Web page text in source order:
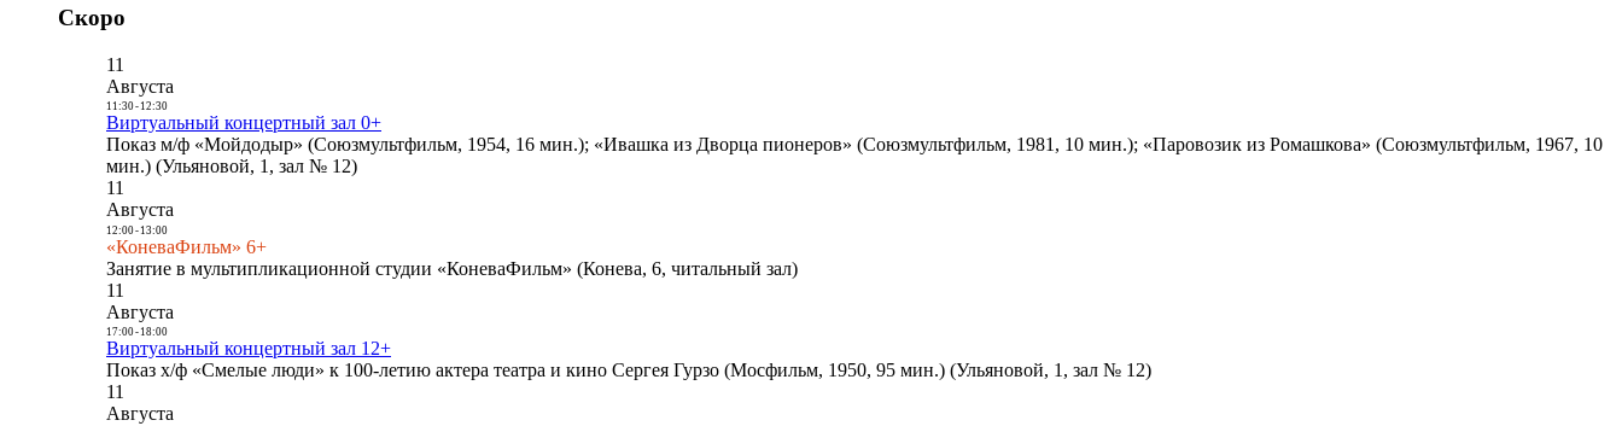
Скоро
11
Августа
11:30- 12:30
Виртуальный концертный зал 0+
Показ м/ф «Мойдодыр» (Союзмультфильм, 1954, 16 мин.); «Ивашка из Дворца пионеров» (Союзмультфильм, 1981, 10 мин.); «Паровозик из Ромашкова» (Союзмультфильм, 1967, 10
мин.) (Ульяновой, 1, зал № 12)
11
Августа
12:00- 13:00
«КоневаФильм» 6+
Занятие в мультипликационной студии «КоневаФильм» (Конева, 6, читальный зал)
11
Августа
17:00- 18:00
Виртуальный концертный зал 12+
Показ х/ф «Смелые люди» к 100-летию актера театра и кино Сергея Гурзо (Мосфильм, 1950, 95 мин.) (Ульяновой, 1, зал № 12)
11
Августа